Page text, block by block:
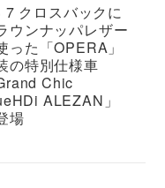
7 クロスバックに
ウンナッパレザー
った「OPERA」
の特別仕様車
Chic
ALEZAN」
場